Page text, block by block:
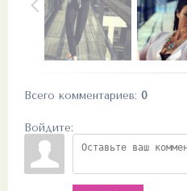
Всего комментариев: 0
Войдите: